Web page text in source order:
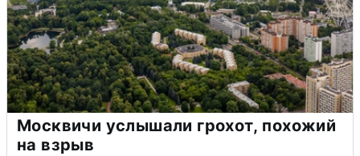
Москвичи услышали грохот, похожий
на взрыв